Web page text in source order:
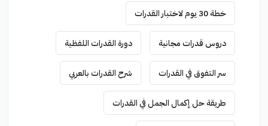
خطة 30 يوم لاختبار القدرات
دروس قدرات مجانية دورة القدرات اللفظية
سر التفوق في القدرات شرح القدرات بالعربي
طريقة حل إكمال الجمل في القدرات